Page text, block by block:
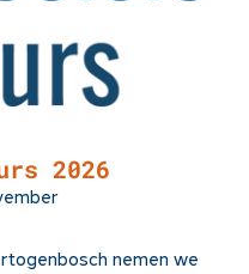
2026
nemen we